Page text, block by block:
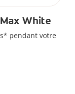
White
pendant votre